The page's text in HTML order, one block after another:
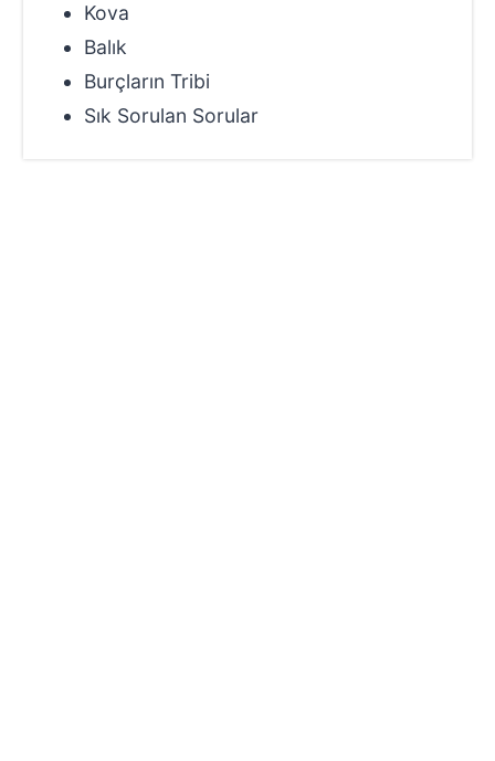
Kova
Balık
Burçların Tribi
Sık Sorulan Sorular